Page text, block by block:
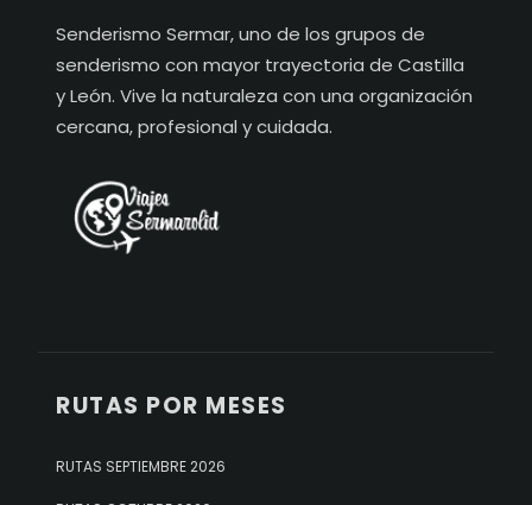
Senderismo Sermar, uno de los grupos de
senderismo con mayor trayectoria de Castilla
y León. Vive la naturaleza con una organización
cercana, profesional y cuidada.
RUTAS POR MESES
RUTAS SEPTIEMBRE 2026